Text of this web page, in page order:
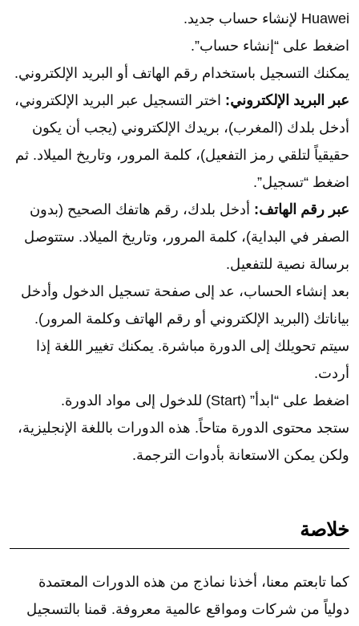
Huawei لإنشاء حساب جديد.
اضغط على “إنشاء حساب”.
يمكنك التسجيل باستخدام رقم الهاتف أو البريد الإلكتروني.
عبر البريد الإلكتروني: اختر التسجيل عبر البريد الإلكتروني،
أدخل بلدك (المغرب)، بريدك الإلكتروني (يجب أن يكون
حقيقياً لتلقي رمز التفعيل)، كلمة المرور، وتاريخ الميلاد. ثم
اضغط “تسجيل”.
عبر رقم الهاتف: أدخل بلدك، رقم هاتفك الصحيح (بدون
الصفر في البداية)، كلمة المرور، وتاريخ الميلاد. ستتوصل
برسالة نصية للتفعيل.
بعد إنشاء الحساب، عد إلى صفحة تسجيل الدخول وأدخل
بياناتك (البريد الإلكتروني أو رقم الهاتف وكلمة المرور).
سيتم تحويلك إلى الدورة مباشرة. يمكنك تغيير اللغة إذا
أردت.
اضغط على “ابدأ” (Start) للدخول إلى مواد الدورة.
ستجد محتوى الدورة متاحاً. هذه الدورات باللغة الإنجليزية،
ولكن يمكن الاستعانة بأدوات الترجمة.
خلاصة
كما تابعتم معنا، أخذنا نماذج من هذه الدورات المعتمدة
دولياً من شركات ومواقع عالمية معروفة. قمنا بالتسجيل